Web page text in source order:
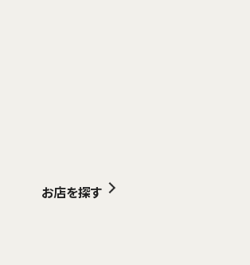
お店を探す